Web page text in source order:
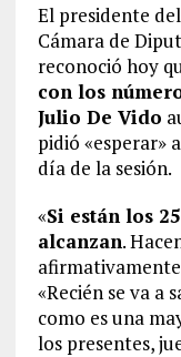
El presidente
Cámara de
reconoció hoy
con los
Julio De Vido
pidió «esperar»
día de la sesión.
«Si están los
alcanzan.
«Recién se va a
como es una
los presentes,